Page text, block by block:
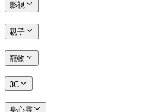
影視
親子
寵物
3C
身心靈